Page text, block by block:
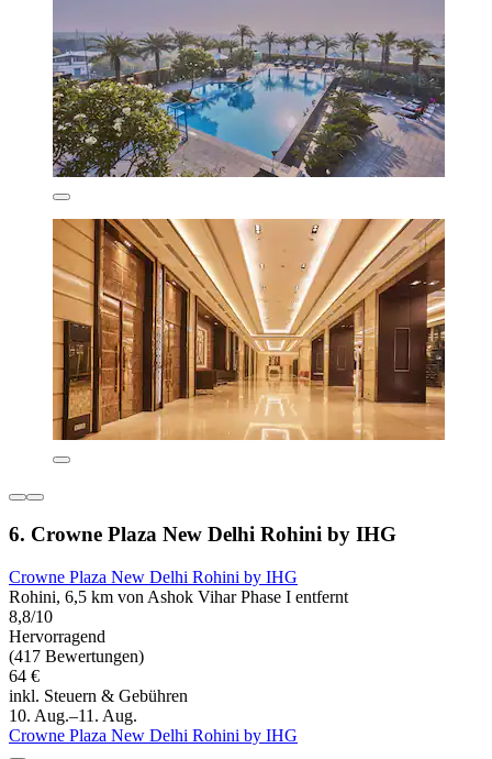
6. Crowne Plaza New Delhi Rohini by IHG
Crowne Plaza New Delhi Rohini by IHG
Rohini, 6,5 km von Ashok Vihar Phase I entfernt
8,8/10
Hervorragend
(417 Bewertungen)
64 €
inkl. Steuern & Gebühren
10. Aug.–11. Aug.
Crowne Plaza New Delhi Rohini by IHG